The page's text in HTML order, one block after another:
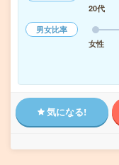
20代
男女比率
女性
気になる!